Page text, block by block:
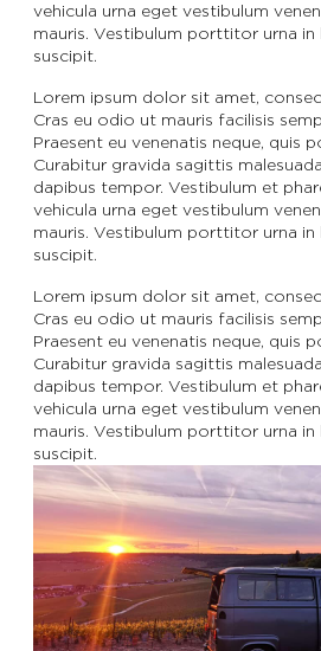
vehicula urna eget vestibulum
mauris. Vestibulum porttitor urna
suscipit.
Lorem ipsum dolor sit amet,
Cras eu odio ut mauris facilisis
Praesent eu venenatis neque, quis
Curabitur gravida sagittis
dapibus tempor. Vestibulum et
vehicula urna eget vestibulum
mauris. Vestibulum porttitor urna
suscipit.
Lorem ipsum dolor sit amet,
Cras eu odio ut mauris facilisis
Praesent eu venenatis neque, quis
Curabitur gravida sagittis
dapibus tempor. Vestibulum et
vehicula urna eget vestibulum
mauris. Vestibulum porttitor urna
suscipit.